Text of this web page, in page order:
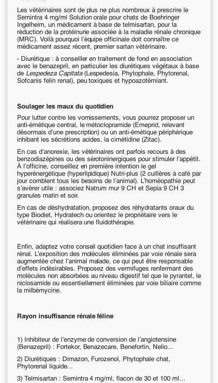
Les vétérinaires sont de plus ne plus nombreux à prescrire le
Semintra 4 mg/ml Solution orale pour chats de Boehringer
Ingelheim, un médicament à base de telmisartan, pour la
réduction de la protéinurie associée à la maladie rénale chronique
(MRC). Voilà pourquoi l’équipe officinale doit connaître ce
médicament assez récent, premier sartan vétérinaire.
- Diurétique : à conseiller en traitement de fond en association
avec le benazepril, en particulier les diurétiques végétaux à base
de Lespedeza Capitata (Lespedesia, Phytophale, Phytorenal,
Sofcanis felin renal), peu toxiques et hypoazotémiant.
Soulager les maux du quotidien
Pour lutter contre les vomissements, vous pourrez proposer un
anti-émétique central, le métoclopramide (Emeprid, relevant
désormais d’une prescription) ou un anti-émétique périphérique
inhibant les sécrétions acides, la cimétidine (Zitac).
En cas d’anorexie, les vétérinaires ont parfois recours à des
benzodiazépines ou des sérotoninergiques pour stimuler l’appétit.
À l’officine, conseillez en première intention le gel
hyperénergétique (hyperlipidique) Nutri-plus (2 cuillères à café par
jour comblent tous les besoins de l’animal). L’homéopathie peut
s’avérer utile : associez Natrum mur 9 CH et Sepia 9 CH 3
granules matin et soir.
En cas de déshydratation, proposez des réhydratants oraux du
type Biodiet, Hydratech ou orientez le propriétaire vers le
vétérinaire qui réalisera une fluidothérapie.
Enfin, adaptez votre conseil quotidien face à un chat insuffisant
rénal. L’exposition des molécules éliminées par voie rénale sera
augmentée chez l’animal malade, ce qui peut être responsable
d’effets indésirables. Proposez des vermifuges renfermant des
molécules non absorbées au niveau digestif tel que le pyrantel, le
niclosamide ou essentiellement éliminées par voie biliaire comme
la milbémycine.
Rayon insuffisance rénale féline
1) Inhibiteur de l’enzyme de conversion de l’angiotensine
(Benazepril) : Fortekor, Benazecare, Benefortin, Nelio...
2) Diurétiques : Dimazon, Furozenol, Phytophale chat,
Phytorenal liquide...
3) Telmisartan : Semintra 4 mg/ml, flacon de 30 et 100 ml…